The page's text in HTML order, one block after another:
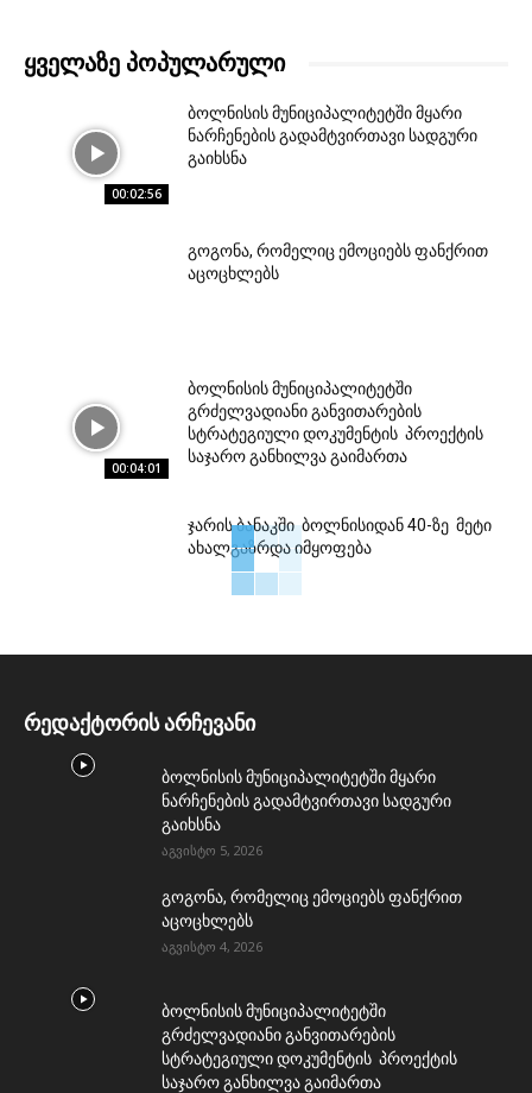
ᲧᲕᲔᲚᲐᲖᲔ ᲞᲝᲞᲣᲚᲐᲠᲣᲚᲘ
00:02:56
ბოლნისის მუნიციპალიტეტში მყარი
ნარჩენების გადამტვირთავი სადგური
გაიხსნა
გოგონა, რომელიც ემოციებს ფანქრით
აცოცხლებს
00:04:01
ბოლნისის მუნიციპალიტეტში
გრძელვადიანი განვითარების
სტრატეგიული დოკუმენტის პროექტის
საჯარო განხილვა გაიმართა
ჯარის ბანაკში ბოლნისიდან 40-ზე მეტი
ახალგაზრდა იმყოფება
რედაქტორის არჩევანი
ბოლნისის მუნიციპალიტეტში მყარი
ნარჩენების გადამტვირთავი სადგური
გაიხსნა
აგვისტო 5, 2026
გოგონა, რომელიც ემოციებს ფანქრით
აცოცხლებს
აგვისტო 4, 2026
ბოლნისის მუნიციპალიტეტში
გრძელვადიანი განვითარების
სტრატეგიული დოკუმენტის პროექტის
საჯარო განხილვა გაიმართა